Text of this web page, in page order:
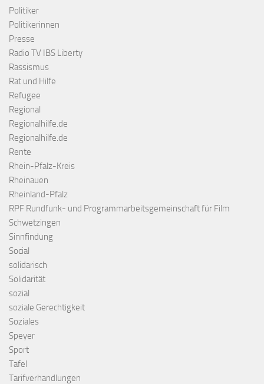
Politiker
Politikerinnen
Presse
Radio TV IBS Liberty
Rassismus
Rat und Hilfe
Refugee
Regional
Regionalhilfe.de
Regionalhilfe.de
Rente
Rhein-Pfalz-Kreis
Rheinauen
Rheinland-Pfalz
RPF Rundfunk- und Programmarbeitsgemeinschaft für Film
Schwetzingen
Sinnfindung
Social
solidarisch
Solidarität
sozial
soziale Gerechtigkeit
Soziales
Speyer
Sport
Tafel
Tarifverhandlungen